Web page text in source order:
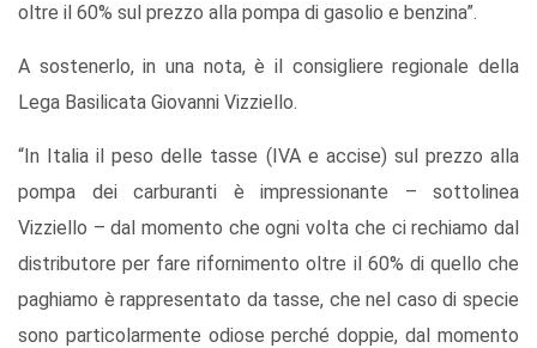
oltre il 60% sul prezzo alla pompa di gasolio e benzina”.
A sostenerlo, in una nota, è il consigliere regionale della
Lega Basilicata Giovanni Vizziello.
“In Italia il peso delle tasse (IVA e accise) sul prezzo alla
pompa dei carburanti è impressionante – sottolinea
Vizziello – dal momento che ogni volta che ci rechiamo dal
distributore per fare rifornimento oltre il 60% di quello che
paghiamo è rappresentato da tasse, che nel caso di specie
sono particolarmente odiose perché doppie, dal momento